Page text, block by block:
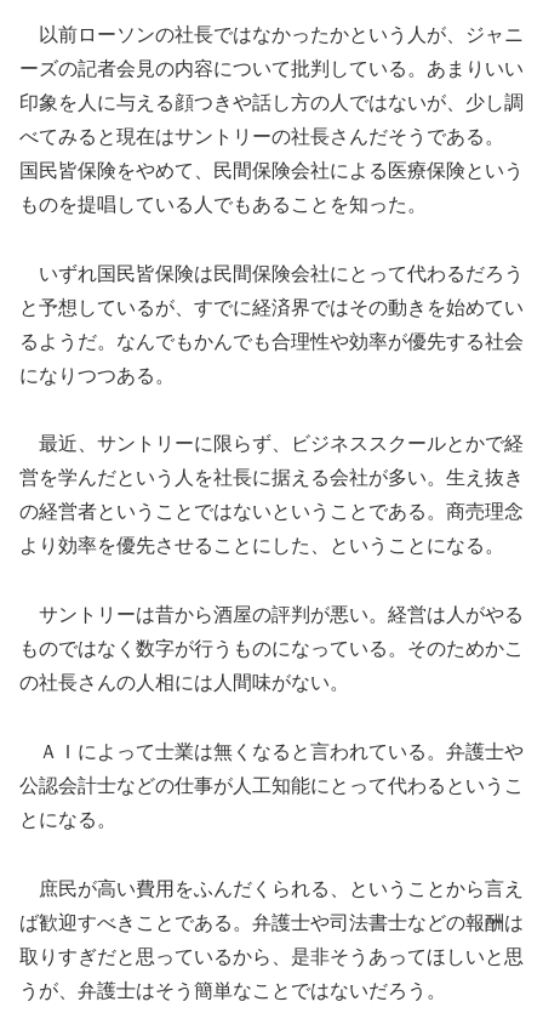
以前ローソンの社長ではなかったかという人が、ジャニ
ーズの記者会見の内容について批判している。あまりいい
印象を人に与える顔つきや話し方の人ではないが、少し調
べてみると現在はサントリーの社長さんだそうである。
国民皆保険をやめて、民間保険会社による医療保険という
ものを提唱している人でもあることを知った。
いずれ国民皆保険は民間保険会社にとって代わるだろう
と予想しているが、すでに経済界ではその動きを始めてい
るようだ。なんでもかんでも合理性や効率が優先する社会
になりつつある。
最近、サントリーに限らず、ビジネススクールとかで経
営を学んだという人を社長に据える会社が多い。生え抜き
の経営者ということではないということである。商売理念
より効率を優先させることにした、ということになる。
サントリーは昔から酒屋の評判が悪い。経営は人がやる
ものではなく数字が行うものになっている。そのためかこ
の社長さんの人相には人間味がない。
ＡＩによって士業は無くなると言われている。弁護士や
公認会計士などの仕事が人工知能にとって代わるというこ
とになる。
庶民が高い費用をふんだくられる、ということから言え
ば歓迎すべきことである。弁護士や司法書士などの報酬は
取りすぎだと思っているから、是非そうあってほしいと思
うが、弁護士はそう簡単なことではないだろう。